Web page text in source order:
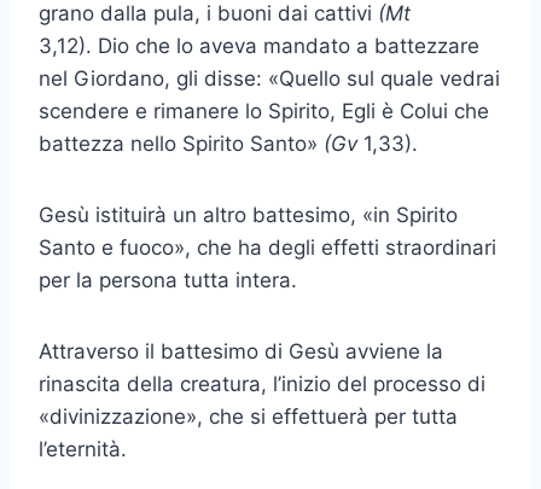
grano dalla pula, i buoni dai cattivi (Mt
3,12). Dio che lo aveva mandato a battezzare
nel Giordano, gli disse: «Quello sul quale vedrai
scendere e rimanere lo Spirito, Egli è Colui che
battezza nello Spirito Santo» (Gv1,33).
Gesù istituirà un altro battesimo, «in Spirito
Santo e fuoco», che ha degli effetti straordinari
per la persona tutta intera.
Attraverso il battesimo di Gesù avviene la
rinascita della creatura, l’inizio del processo di
«divinizzazione», che si effettuerà per tutta
l’eternità.